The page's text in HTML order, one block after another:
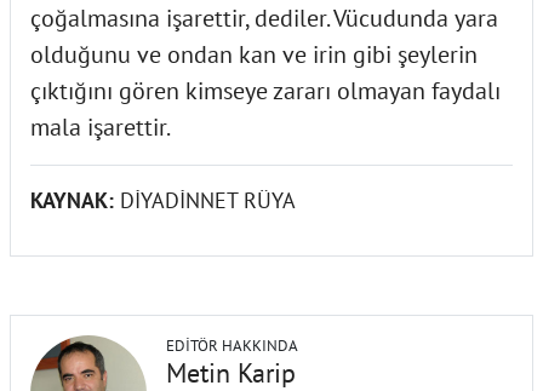
çoğalmasına işarettir, dediler. Vücudunda yara
olduğunu ve ondan kan ve irin gibi şeylerin
çıktığını gören kimseye zararı olmayan faydalı
mala işarettir.
KAYNAK: DİYADİNNET RÜYA
EDITÖR HAKKINDA
Metin Karip